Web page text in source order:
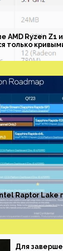
AMD Ryzen Z1
только
Raptor Lake
Для